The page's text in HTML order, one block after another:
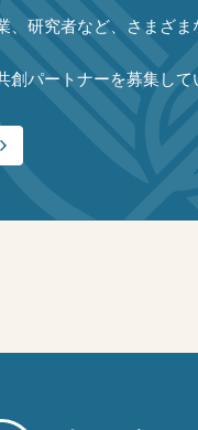
、研究者など、さまざま
創パートナーを募集して